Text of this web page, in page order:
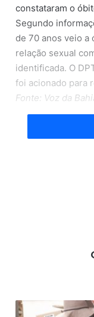
constataram o
Segundo
de 70 anos veio a
relação sexual
identificada. O
foi acionado para
Fonte: Voz da
P